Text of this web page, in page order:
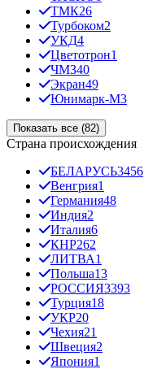
ТМК26
Турбоком2
УКД4
Цветотрон1
ЧМЗ40
Экран49
Юнимарк-М3
Показать все (82)
Страна происхождения
БЕЛАРУСЬ3456
Венгрия1
Германия48
Индия2
Италия6
КНР262
ЛИТВА1
Польша13
РОССИЯ3393
Турция18
УКР20
Чехия21
Швеция2
Япония1